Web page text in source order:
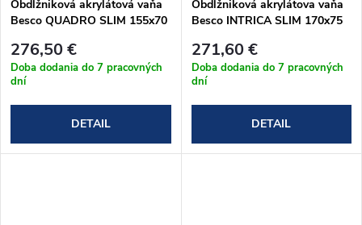
Obdĺžniková akrylátová vaňa
Besco QUADRO SLIM 155x70
276,50 €
Doba dodania do 7 pracovných
dní
DETAIL
Obdĺžniková akrylátova vaňa
Besco INTRICA SLIM 170x75
271,60 €
Doba dodania do 7 pracovných
dní
DETAIL